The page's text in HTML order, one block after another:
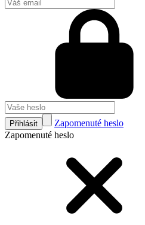
Přihlásit
Zapomenuté heslo
Zapomenuté heslo